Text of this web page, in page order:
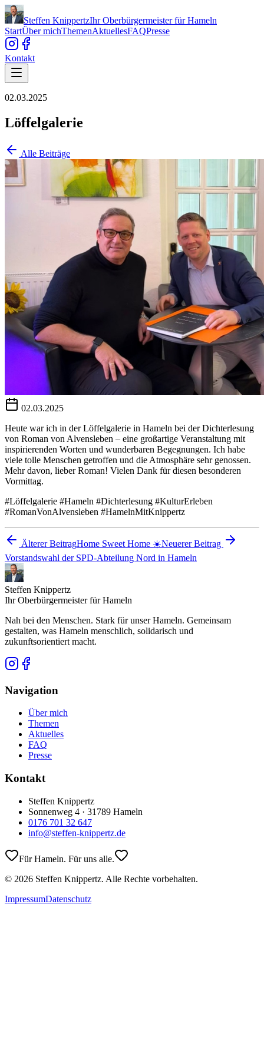
Steffen KnippertzIhr Oberbürgermeister für Hameln
StartÜber michThemenAktuellesFAQPresse
Kontakt
02.03.2025
Löffelgalerie
Alle Beiträge
02.03.2025
Heute war ich in der Löffelgalerie in Hameln bei der Dichterlesung
von Roman von Alvensleben – eine großartige Veranstaltung mit
inspirierenden Worten und wunderbaren Begegnungen. Ich habe
viele tolle Menschen getroffen und die Atmosphäre sehr genossen.
Mehr davon, lieber Roman! Vielen Dank für diesen besonderen
Vormittag.
#Löffelgalerie #Hameln #Dichterlesung #KulturErleben
#RomanVonAlvensleben #HamelnMitKnippertz
Älterer BeitragHome Sweet Home ☀️Neuerer Beitrag
Vorstandswahl der SPD-Abteilung Nord in Hameln
Steffen Knippertz
Ihr Oberbürgermeister für Hameln
Nah bei den Menschen. Stark für unser Hameln. Gemeinsam
gestalten, was Hameln menschlich, solidarisch und
zukunftsorientiert macht.
Navigation
Über mich
Themen
Aktuelles
FAQ
Presse
Kontakt
Steffen Knippertz
Sonnenweg 4 · 31789 Hameln
0176 701 32 647
info@steffen-knippertz.de
Für Hameln. Für uns alle.
© 2026 Steffen Knippertz. Alle Rechte vorbehalten.
ImpressumDatenschutz